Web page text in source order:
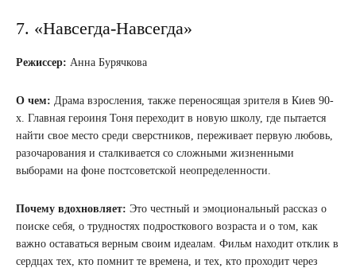
7. «Навсегда-Навсегда»
Режиссер: Анна Бурячкова
О чем: Драма взросления, также переносящая зрителя в Киев 90-
х. Главная героиня Тоня переходит в новую школу, где пытается
найти свое место среди сверстников, переживает первую любовь,
разочарования и сталкивается со сложными жизненными
выборами на фоне постсоветской неопределенности.
Почему вдохновляет: Это честный и эмоциональный рассказ о
поиске себя, о трудностях подросткового возраста и о том, как
важно оставаться верным своим идеалам. Фильм находит отклик в
сердцах тех, кто помнит те времена, и тех, кто проходит через